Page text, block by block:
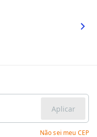
Aplicar
Não sei meu CEP